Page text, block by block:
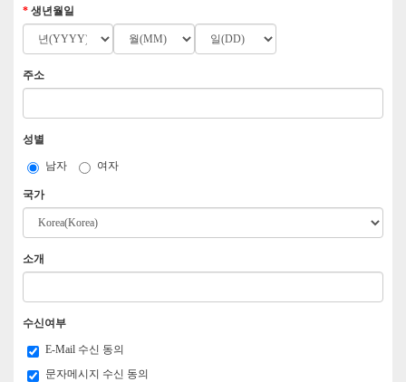
* 생년월일
주소
성별
남자 여자
국가
소개
수신여부
E-Mail 수신 동의
문자메시지 수신 동의